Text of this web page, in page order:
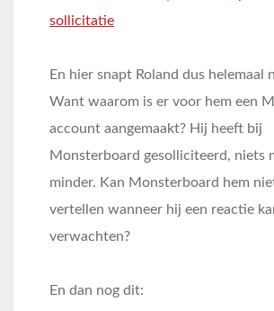
En hier snapt Roland dus helemaal
Want waarom is er voor hem een
account aangemaakt? Hij heeft bij
Monsterboard gesolliciteerd, niets
minder. Kan Monsterboard hem
vertellen wanneer hij een reactie
verwachten?
En dan nog dit: